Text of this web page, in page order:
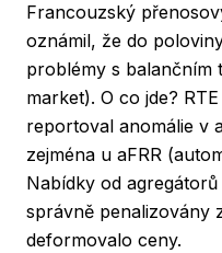
Francouzský
oznámil, že do
problémy s balančním
market). O co jde?
reportoval anomálie v
zejména u aFRR
Nabídky od
správně penalizovány
deformovalo ceny.